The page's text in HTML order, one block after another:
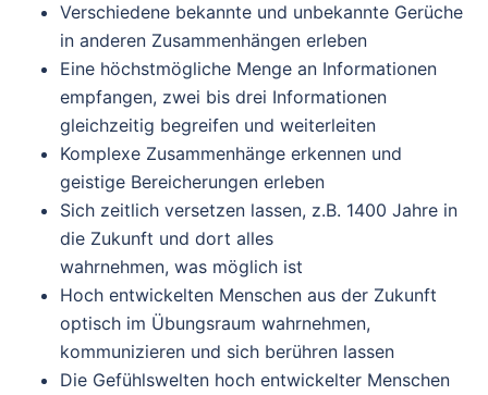
Verschiedene bekannte und unbekannte Gerüche
in anderen Zusammenhängen erleben
Eine höchstmögliche Menge an Informationen
empfangen, zwei bis drei Informationen
gleichzeitig begreifen und weiterleiten
Komplexe Zusammenhänge erkennen und
geistige Bereicherungen erleben
Sich zeitlich versetzen lassen, z.B. 1400 Jahre in
die Zukunft und dort alles
wahrnehmen, was möglich ist
Hoch entwickelten Menschen aus der Zukunft
optisch im Übungsraum wahrnehmen,
kommunizieren und sich berühren lassen
Die Gefühlswelten hoch entwickelter Menschen